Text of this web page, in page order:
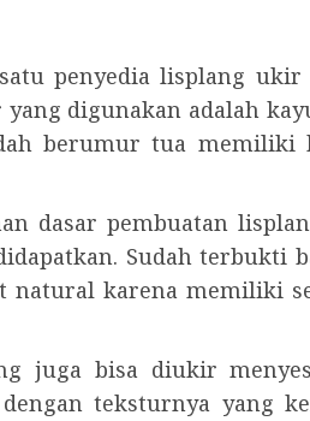
penyedia lisplang
digunakan adalah
berumur tua memiliki
dasar pembuatan
Sudah terbukti
natural karena memiliki
juga bisa diukir
teksturnya yang